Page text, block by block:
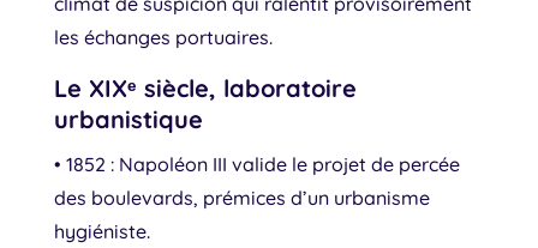
les échanges portuaires.
Le XIXᵉ siècle, laboratoire
urbanistique
• 1852 : Napoléon III valide le projet de percée
des boulevards, prémices d’un urbanisme
hygiéniste.